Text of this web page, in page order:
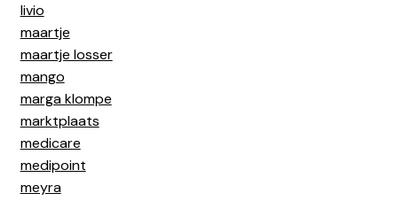
livio
maartje
maartje losser
mango
marga klompe
marktplaats
medicare
medipoint
meyra